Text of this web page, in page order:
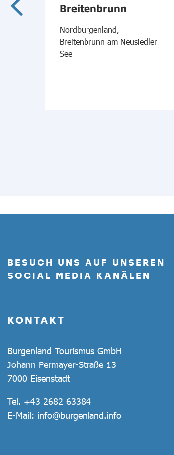
Breitenbrunn
Nordburgenland,
Breitenbrunn am Neusiedler
See
BESUCH UNS AUF UNSEREN
SOCIAL MEDIA KANÄLEN
KONTAKT
Burgenland Tourismus GmbH
Johann Permayer-Straße 13
7000 Eisenstadt
Tel. +43 2682 63384
E-Mail: info@burgenland.info